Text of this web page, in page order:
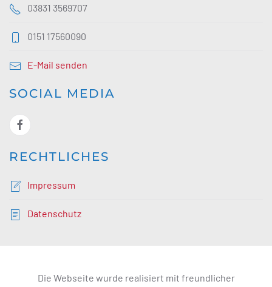
03831 3569707
0151 17560090
E-Mail senden
SOCIAL MEDIA
RECHTLICHES
Impressum
Datenschutz
Die Webseite wurde realisiert mit freundlicher